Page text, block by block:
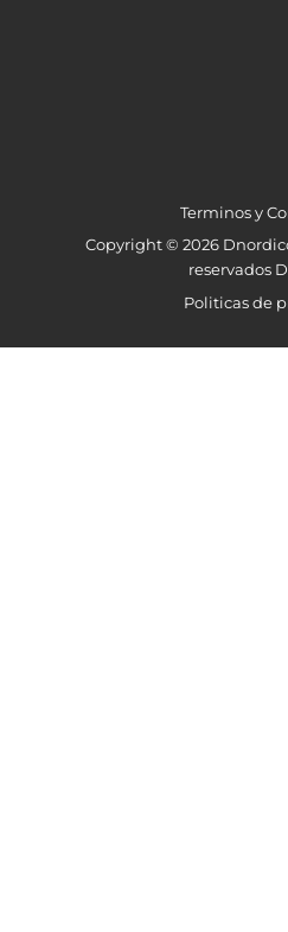
Terminos y
Copyright © 2026
reservados
Politicas de